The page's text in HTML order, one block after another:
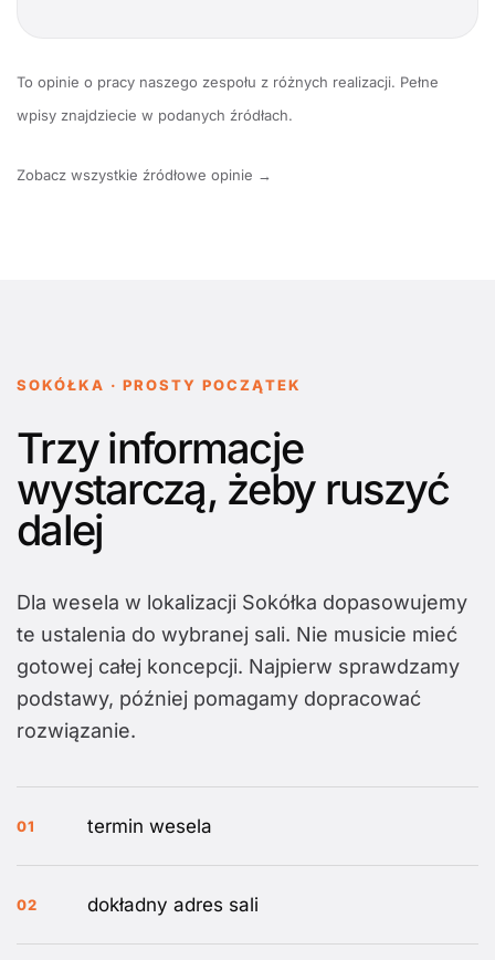
To opinie o pracy naszego zespołu z różnych realizacji. Pełne
wpisy znajdziecie w podanych źródłach.
Zobacz wszystkie źródłowe opinie →
SOKÓŁKA · PROSTY POCZĄTEK
Trzy informacje
wystarczą, żeby ruszyć
dalej
Dla wesela w lokalizacji Sokółka dopasowujemy
te ustalenia do wybranej sali. Nie musicie mieć
gotowej całej koncepcji. Najpierw sprawdzamy
podstawy, później pomagamy dopracować
rozwiązanie.
01 termin wesela
02 dokładny adres sali